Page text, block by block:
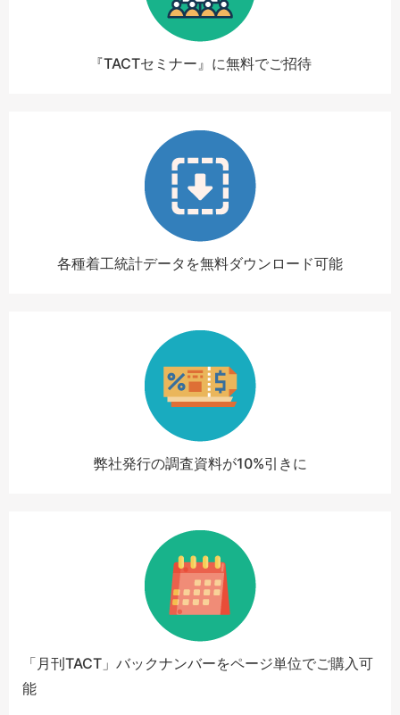
『TACTセミナー』に無料でご招待
各種着工統計データを無料ダウンロード可能
弊社発行の調査資料が10%引きに
「月刊TACT」バックナンバーをページ単位でご購入可
能